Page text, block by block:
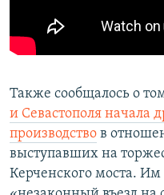
Также сообщалось о
и Севастополя начала
производство в
выступавших на
Керченского моста.